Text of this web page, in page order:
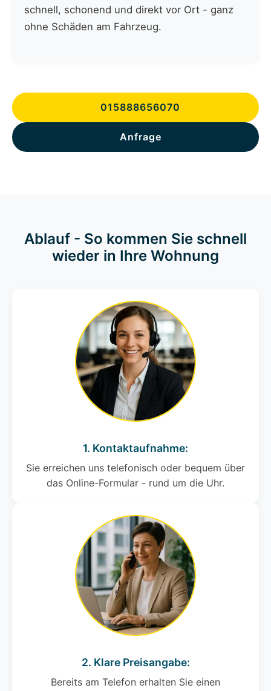
schnell, schonend und direkt vor Ort - ganz
ohne Schäden am Fahrzeug.
015888656070
Anfrage
Ablauf - So kommen Sie schnell
wieder in Ihre Wohnung
1. Kontaktaufnahme:
Sie erreichen uns telefonisch oder bequem über
das Online-Formular - rund um die Uhr.
2. Klare Preisangabe:
Bereits am Telefon erhalten Sie einen